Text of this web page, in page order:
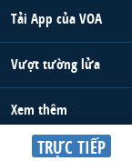
TRỰC TIẾP
Tải App của VOA
Vượt tường lửa
Xem thêm